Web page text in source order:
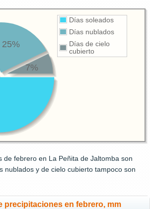
Días soleados
Días nublados
Días de cielo
cubierto
25%
7%
de febrero en La Peñita de Jaltomba son
nublados y de cielo cubierto tampoco son
precipitaciones en febrero, mm